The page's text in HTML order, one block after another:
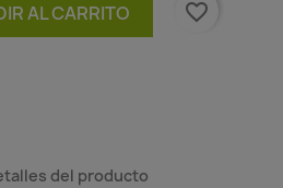
AL CARRITO favorite_border
del producto